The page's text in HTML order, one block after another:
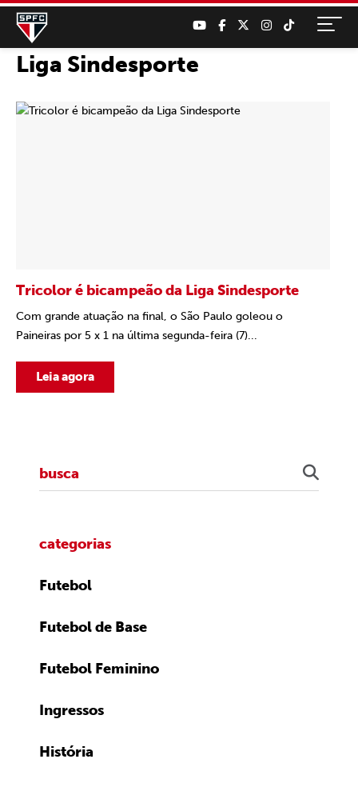
Liga Sindesporte
Tricolor é bicampeão da Liga Sindesporte
Com grande atuação na final, o São Paulo goleou o
Paineiras por 5 x 1 na última segunda-feira (7)...
Leia agora
categorias
Futebol
Futebol de Base
Futebol Feminino
Ingressos
História